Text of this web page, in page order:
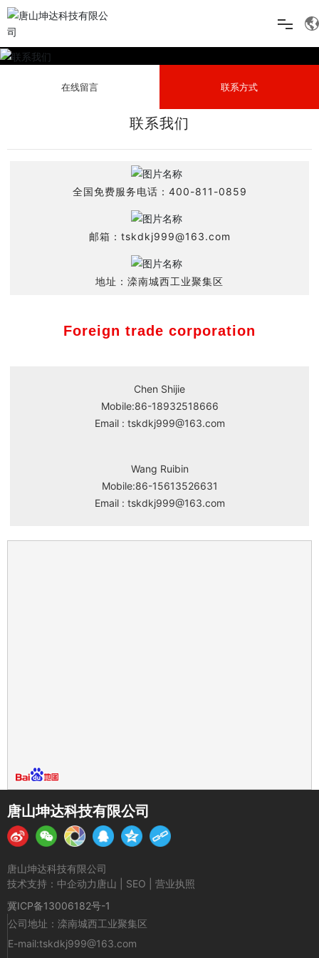
网站首页
在线留言 联系方式
联系我们
全国免费服务电话： 400-811-0859
邮箱： tskdkj999@163.com
地址：滦南城西工业聚集区
Foreign trade corporation
Chen Shijie
Mobile:86-18932518666
Email : tskdkj999@163.com
Wang Ruibin
Mobile:86-15613526631
Email : tskdkj999@163.com
唐山坤达科技有限公司
唐山坤达科技有限公司
技术支持：中企动力 唐山 SEO
营业执照
冀ICP备13006182号-1
公司地址：滦南城西工业聚集区
E-mail:tskdkj999@163.com